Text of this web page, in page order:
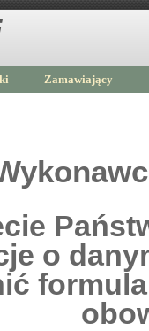
Zamawiający
o